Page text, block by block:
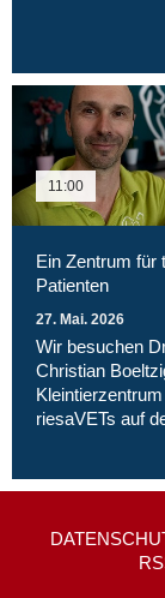
11:00
Ein Zentrum für
Patienten
27. Mai. 2026
Wir besuchen
Christian
Kleintierzentrum
riesaVETs auf